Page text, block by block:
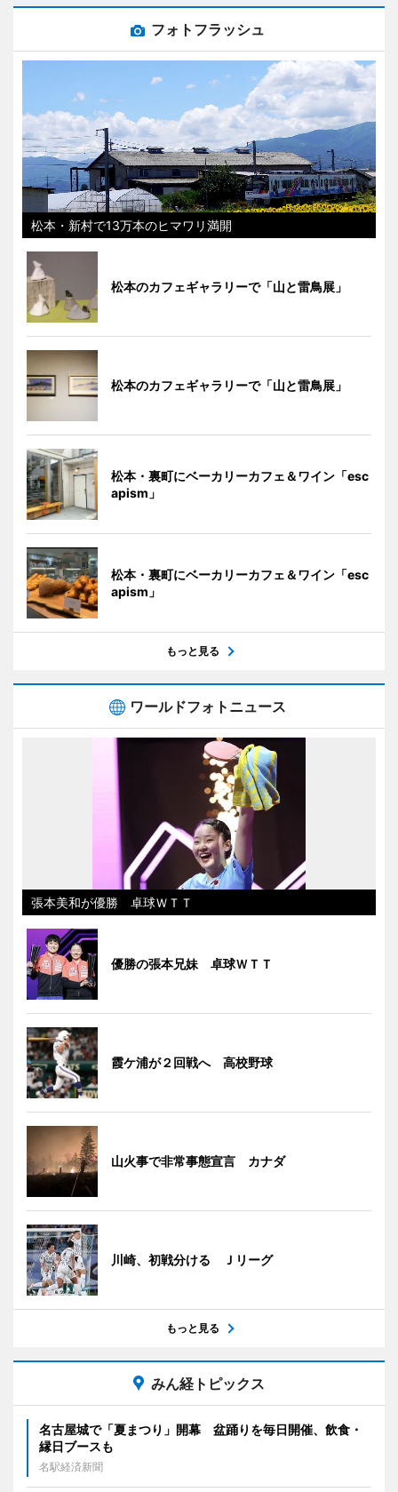
フォトフラッシュ
松本・新村で13万本のヒマワリ満開
松本のカフェギャラリーで「山と雷鳥展」
松本のカフェギャラリーで「山と雷鳥展」
松本・裏町にベーカリーカフェ＆ワイン「esc
apism」
松本・裏町にベーカリーカフェ＆ワイン「esc
apism」
もっと見る
ワールドフォトニュース
張本美和が優勝 卓球ＷＴＴ
優勝の張本兄妹 卓球ＷＴＴ
霞ケ浦が２回戦へ 高校野球
山火事で非常事態宣言 カナダ
川崎、初戦分ける Ｊリーグ
もっと見る
みん経トピックス
名古屋城で「夏まつり」開幕 盆踊りを毎日開催、飲食・
縁日ブースも
名駅経済新聞